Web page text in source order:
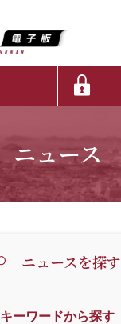
ニュース
ニュースを探す
キーワードから探す